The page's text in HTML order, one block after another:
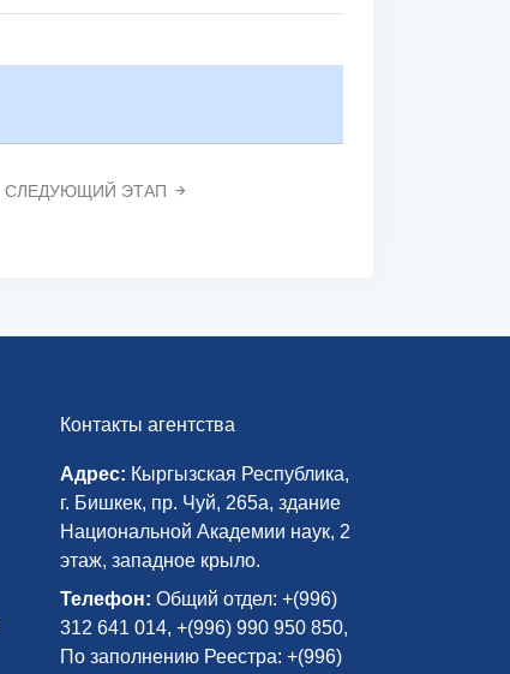
СЛЕДУЮЩИЙ ЭТАП
Контакты агентства
Адрес: Кыргызская Республика,
г. Бишкек, пр. Чуй, 265а, здание
Национальной Академии наук, 2
этаж, западное крыло.
Телефон: Общий отдел: +(996)
312 641 014, +(996) 990 950 850,
По заполнению Реестра: +(996)